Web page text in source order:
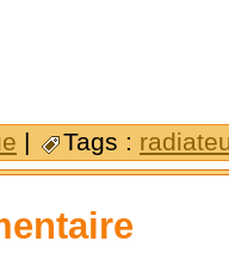
| Tags :